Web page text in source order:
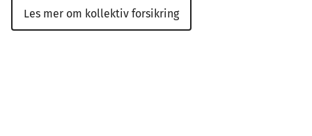
Les mer om kollektiv forsikring